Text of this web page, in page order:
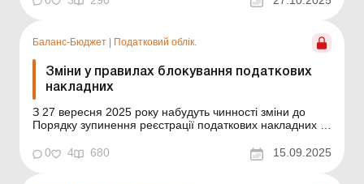
кабінеті немає – швидко, без помилок і черг.
Баланс-Бюджет Податковий облік.
Зміни у правилах блокування податкових
накладних
З 27 вересня 2025 року набудуть чинності зміни до
Порядку зупинення реєстрації податкових накладних та
дізнаєтеся, що саме зміниться у правилах блокування
ПН/РК цього разу. Постановою КМУ від 26.08.2025 №
0 4 680 15.09.2025